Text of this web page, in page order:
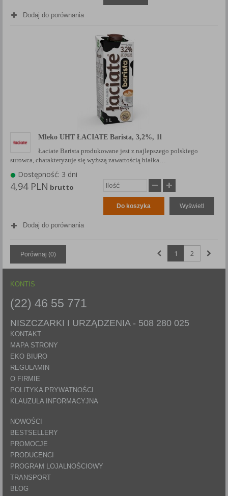
Dodaj do porównania
Mleko UHT ŁACIATE Barista, 3,2%, 1l
Łaciate Barista produkowane jest z najlepszego polskiego
surowca, charakteryzuje się wyższą zawartością białka…
Dostępność: 3 dni
4,94 PLN brutto
Do koszyka Wyświetl
Dodaj do porównania
Porównaj (0) 1 2
KONTIS
(22) 46 55 771
NISZCZARKI I URZĄDZENIA - 508 280 025
KONTAKT
MAPA STRONY
EKO BIURO
REGULAMIN
O FIRMIE
POLITYKA PRYWATNOŚCI
KLAUZULA INFORMACYJNA
NOWOŚCI
BESTSELLERY
PROMOCJE
PRODUCENCI
PROGRAM LOJALNOŚCIOWY
TRANSPORT
BLOG